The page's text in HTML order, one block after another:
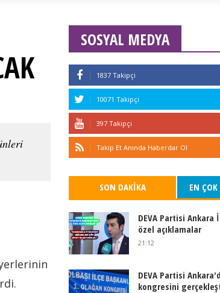
SOSYAL MEDYA
1837 Takipçi
10071 Takipçi
397 Takipçi
Takip Et Anında Haberdar Ol
SON DAKIKA EN
DEVA Partisi Ankara
özel açıklamalar
21:12
DEVA Partisi
kongresini